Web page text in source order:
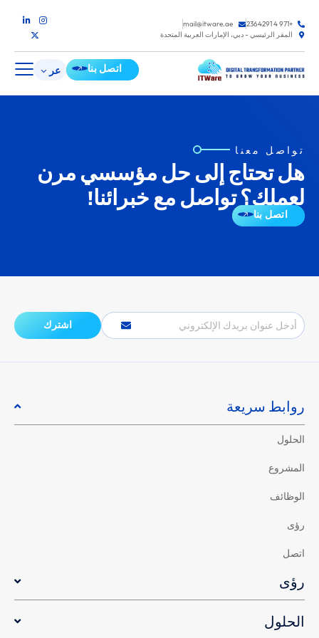
+971 4 2364291
mail@itware.ae
المقر الرئيسي - دبي، الإمارات العربية المتحدة
اتصل بنا عر
تواصل معنا
هل تحتاج إلى حل مؤسسي مرن
لعملك؟ تواصل مع خبرائنا!
اتصل بنا
البريد
الإلكتروني اشترك
روابط سريعة
الحلول
المشروع
الوظائف
رؤى
اتصل
رؤى
الحلول